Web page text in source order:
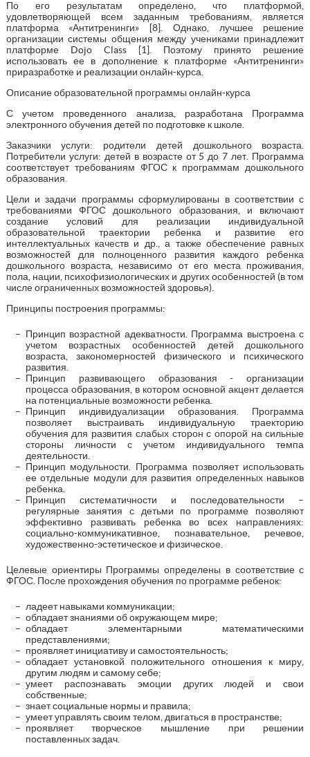
По его результатам определено, что платформой,
удовлетворяющей всем заданным требованиям, является
платформа «Антитренинги» [8]. Однако, лучшее решение
организации системы общения между учениками принадлежит
платформе Dojo Class [1]. Поэтому принято решение
использовать ее в дополнение к платформе «Антитренинги»
приразработке и реализации онлайн-курса.
Описание образовательной программы онлайн-курса
С учетом проведенного анализа, разработана Программа
электронного обучения детей по подготовке к школе.
Заказчики услуги: родители детей дошкольного возраста.
Потребители услуги: детей в возрасте от 5 до 7 лет. Программа
соответствует требованиям ФГОС к программам дошкольного
образования.
Цели и задачи программы сформулированы в соответствии с
требованиями ФГОС дошкольного образования, и включают
создание условий для реализации индивидуальной
образовательной траектории ребенка и развитие его
интеллектуальных качеств и др., а также обеспечение равных
возможностей для полноценного развития каждого ребенка
дошкольного возраста, независимо от его места проживания,
пола, нации, психофизиологических и других особенностей (в том
числе ограниченных возможностей здоровья).
Принципы построения программы:
Принцип возрастной адекватности. Программа выстроена с
учетом возрастных особенностей детей дошкольного
возраста, закономерностей физического и психического
развития.
Принцип развивающего образования - организации
процесса образования, в котором основной акцент делается
на потенциальные возможности ребенка.
Принцип индивидуализации образования. Программа
позволяет выстраивать индивидуальную траекторию
обучения для развития слабых сторон с опорой на сильные
стороны личности с учетом индивидуального темпа
деятельности.
Принцип модульности. Программа позволяет использовать
ее отдельные модули для развития определенных навыков
ребенка.
Принцип систематичности и последовательности –
регулярные занятия с детьми по программе позволяют
эффективно развивать ребенка во всех направлениях:
социально-коммуникативное, познавательное, речевое,
художественно-эстетическое и физическое.
Целевые ориентиры Программы определены в соответствие с
ФГОС. После прохождения обучения по программе ребенок:
ладеет навыками коммуникации;
обладает знаниями об окружающем мире;
обладает элементарными математическими
представлениями;
проявляет инициативу и самостоятельность;
обладает установкой положительного отношения к миру,
другим людям и самому себе;
умеет распознавать эмоции других людей и свои
собственные;
знает социальные нормы и правила;
умеет управлять своим телом, двигаться в пространстве;
проявляет творческое мышление при решении
поставленных задач.